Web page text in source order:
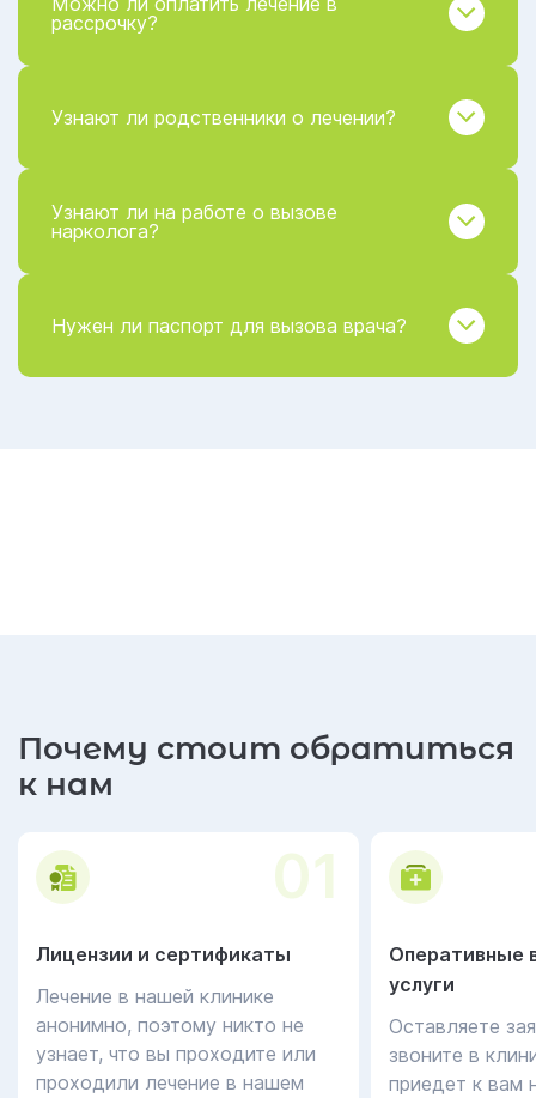
рассрочку?
Узнают ли родственники о лечении?
Узнают ли на работе о вызове
нарколога?
Нужен ли паспорт для вызова врача?
Почему стоит обратиться
к нам
01
Лицензии и сертификаты
Лечение в нашей клинике
анонимно, поэтому никто не
узнает, что вы проходите или
проходили лечение в нашем
Оперативные
услуги
Оставляете
звоните в
приедет к вам